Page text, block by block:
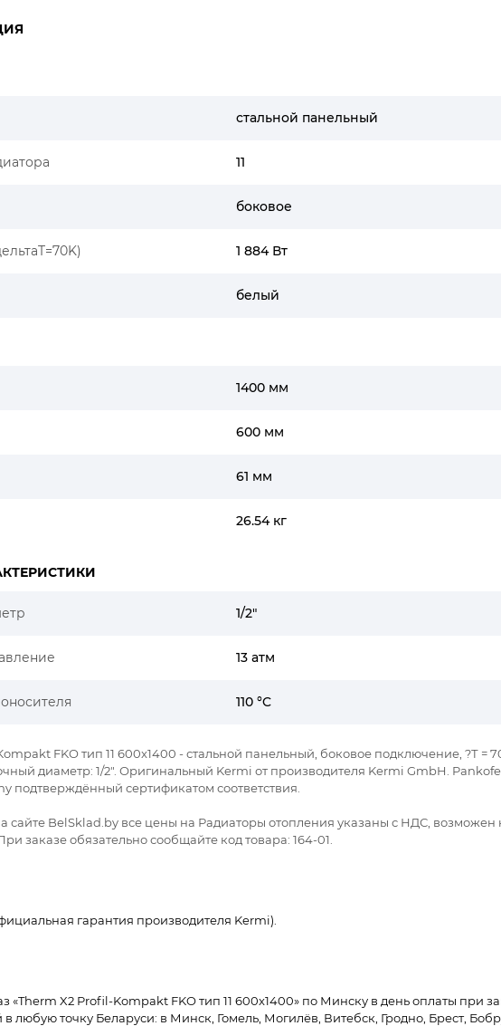
стальной панельный
11
боковое
1 884 Вт
белый
1400 мм
600 мм
61 мм
26.54 кг
1/2"
13 атм
110 °C
FKO тип 11 600x1400 - стальной панельный, боковое подключение, ?Т =
диаметр: 1/2". Оригинальный Kermi от производителя Kermi GmbH.
подтверждённый сертификатом соответствия.
сайте BelSklad.by все цены на Радиаторы отопления указаны с НДС,
заказе обязательно сообщайте код товара: 164-01.
гарантия производителя Kermi).
«Therm X2 Profil-Kompakt FKO тип 11 600x1400» по Минску в день оплаты при
в любую точку Беларуси: в Минск, Гомель, Могилёв, Витебск, Гродно, Брест,